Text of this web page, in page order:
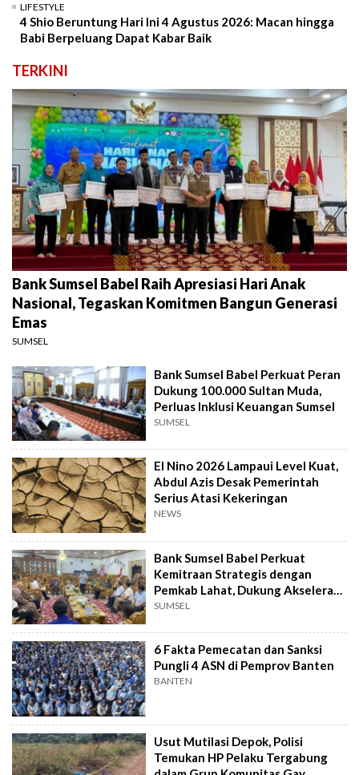
LIFESTYLE
4 Shio Beruntung Hari Ini 4 Agustus 2026: Macan hingga
Babi Berpeluang Dapat Kabar Baik
TERKINI
Bank Sumsel Babel Raih Apresiasi Hari Anak
Nasional, Tegaskan Komitmen Bangun Generasi
Emas
SUMSEL
Bank Sumsel Babel Perkuat Peran
Dukung 100.000 Sultan Muda,
Perluas Inklusi Keuangan Sumsel
SUMSEL
El Nino 2026 Lampaui Level Kuat,
Abdul Azis Desak Pemerintah
Serius Atasi Kekeringan
NEWS
Bank Sumsel Babel Perkuat
Kemitraan Strategis dengan
Pemkab Lahat, Dukung Akselerasi
Ekonomi Daerah
SUMSEL
6 Fakta Pemecatan dan Sanksi
Pungli 4 ASN di Pemprov Banten
BANTEN
Usut Mutilasi Depok, Polisi
Temukan HP Pelaku Tergabung